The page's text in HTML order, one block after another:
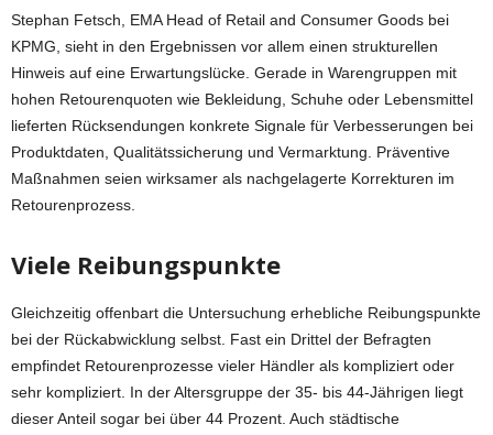
Stephan Fetsch, EMA Head of Retail and Consumer Goods bei
KPMG, sieht in den Ergebnissen vor allem einen strukturellen
Hinweis auf eine Erwartungslücke. Gerade in Warengruppen mit
hohen Retourenquoten wie Bekleidung, Schuhe oder Lebensmittel
lieferten Rücksendungen konkrete Signale für Verbesserungen bei
Produktdaten, Qualitätssicherung und Vermarktung. Präventive
Maßnahmen seien wirksamer als nachgelagerte Korrekturen im
Retourenprozess.
Viele Reibungspunkte
Gleichzeitig offenbart die Untersuchung erhebliche Reibungspunkte
bei der Rückabwicklung selbst. Fast ein Drittel der Befragten
empfindet Retourenprozesse vieler Händler als kompliziert oder
sehr kompliziert. In der Altersgruppe der 35- bis 44-Jährigen liegt
dieser Anteil sogar bei über 44 Prozent. Auch städtische